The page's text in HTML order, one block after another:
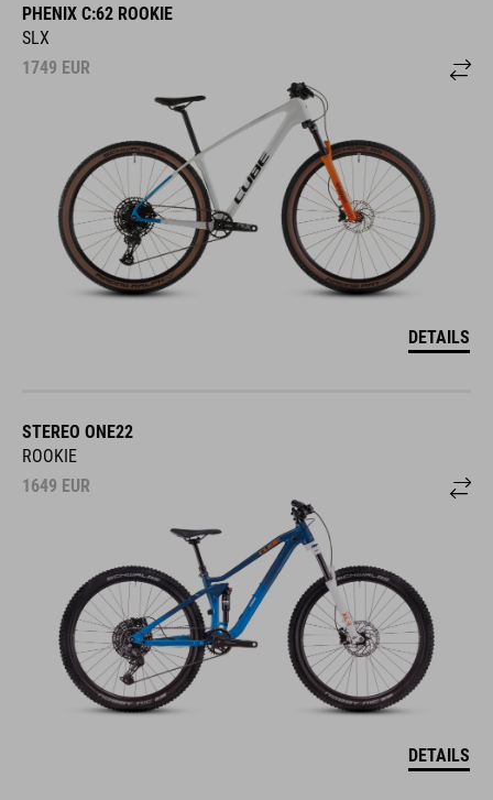
PHENIX C:62 ROOKIE
SLX
1749 EUR
DETAILS
STEREO ONE22
ROOKIE
1649 EUR
DETAILS